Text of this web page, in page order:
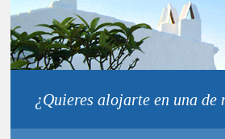
¿Quieres alojarte en una de